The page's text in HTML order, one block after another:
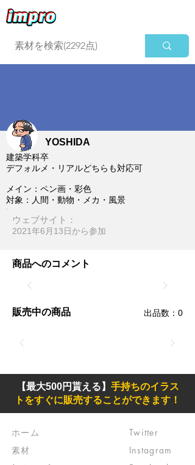
YOSHIDA
建築学科卒
デフォルメ・リアルどちらも対応可
メイン：ペン画・彩色
対象：人間・動物・メカ・風景
ウェブサイト：
2021年6月13日​から参加
商品へのコメント
販売中の商品 ​出品数：0
【最大500円貰える】 手持ちのイラス
トをすぐに販売することができます！
ホーム
素材
Twitter
Instagram